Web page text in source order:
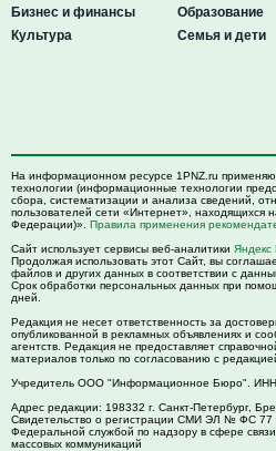
Бизнес и финансы
Культура
Образование
Семья и дети
На информационном ресурсе 1PNZ.ru
технологии (информационные технологии
сбора, систематизации и анализа сведений,
пользователей сети «Интернет», находящихся
Федерации)». Правила применения
Сайт использует сервисы веб-аналитики Яндекс
Продолжая использовать этот Сайт, вы
файлов и других данных в соответствии с
Срок обработки персональных данных при
дней.
Редакция не несет ответственность за
опубликованной в рекламных объявлениях и
агентств. Редакция не предоставляет
материалов только по согласованию с
Учредитель ООО "Информационное Бюро".
Адрес редакции: 198332 г. Санкт-Петербург,
Свидетельство о регистрации СМИ ЭЛ № ФС 77
Федеральной службой по надзору в сфере
массовых коммуникаций